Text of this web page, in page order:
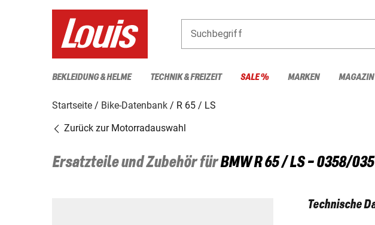
Suchbegriff
BEKLEIDUNG & HELME TECHNIK & FREIZEIT SALE % MARKEN MAGAZIN
Startseite Bike-Datenbank
R 65 / LS
Zurück zur Motorradauswahl
Ersatzteile und Zubehör fürBMWR 65 / LS - 0358/
Technische